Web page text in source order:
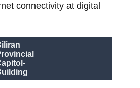
connectivity at digital